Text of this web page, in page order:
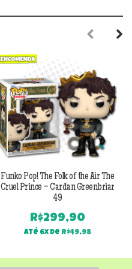
Funko Pop! The Folk of the Air The
Cruel Prince – Cardan Greenbriar
49
R$299,90
Até 6x de R$49,98